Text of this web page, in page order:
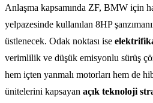
Anlaşma kapsamında ZF, BMW için
yelpazesinde kullanılan 8HP
üstlenecek. Odak noktası ise
verimlilik ve düşük emisyonlu sürüş
hem içten yanmalı motorları hem de
ünitelerini kapsayan açık teknoloji